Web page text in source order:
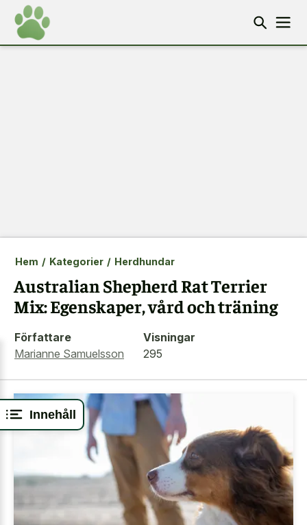
Innehåll
Hem / Kategorier / Herdhundar
Australian Shepherd Rat Terrier
Mix: Egenskaper, vård och träning
Författare
Marianne Samuelsson
Visningar
295